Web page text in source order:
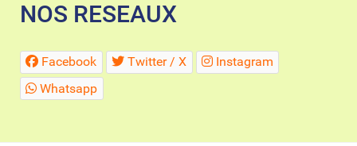
NOS RESEAUX
Facebook Twitter / X
Instagram
Whatsapp